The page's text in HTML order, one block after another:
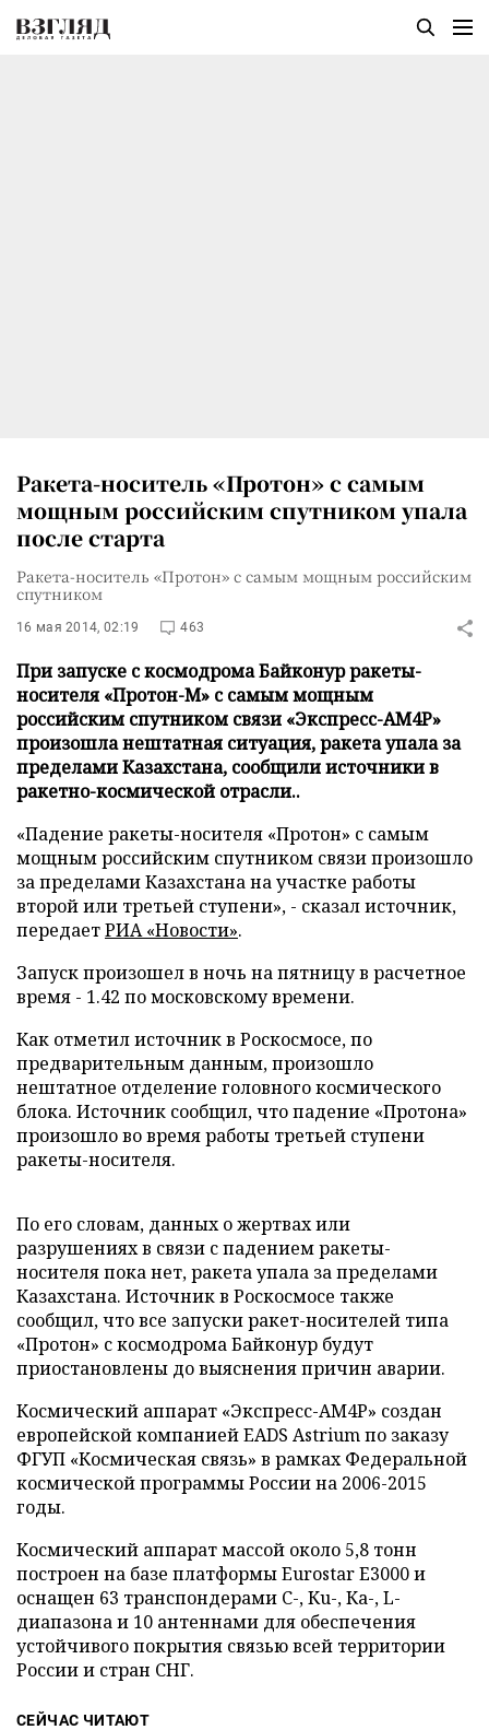
Ракета-носитель «Протон» с самым
мощным российским спутником упала
после старта
Ракета-носитель «Протон» с самым мощным российским
спутником
16 мая 2014, 02:19 463
При запуске с космодрома Байконур ракеты-
носителя «Протон-М» с самым мощным
российским спутником связи «Экспресс-АМ4Р»
произошла нештатная ситуация, ракета упала за
пределами Казахстана, сообщили источники в
ракетно-космической отрасли..
«Падение ракеты-носителя «Протон» с самым
мощным российским спутником связи произошло
за пределами Казахстана на участке работы
второй или третьей ступени», - сказал источник,
передаетРИА «Новости».
Запуск произошел в ночь на пятницу в расчетное
время - 1.42 по московскому времени.
Как отметил источник в Роскосмосе, по
предварительным данным, произошло
нештатное отделение головного космического
блока. Источник сообщил, что падение «Протона»
произошло во время работы третьей ступени
ракеты-носителя.
По его словам, данных о жертвах или
разрушениях в связи с падением ракеты-
носителя пока нет, ракета упала за пределами
Казахстана. Источник в Роскосмосе также
сообщил, что все запуски ракет-носителей типа
«Протон» с космодрома Байконур будут
приостановлены до выяснения причин аварии.
Космический аппарат «Экспресс-АМ4Р» создан
европейской компанией EADS Astrium по заказу
ФГУП «Космическая связь» в рамках Федеральной
космической программы России на 2006-2015
годы.
Космический аппарат массой около 5,8 тонн
построен на базе платформы Eurostar Е3000 и
оснащен 63 транспондерами С-, Кu-, Ка-, L-
диапазона и 10 антеннами для обеспечения
устойчивого покрытия связью всей территории
России и стран СНГ.
СЕЙЧАС ЧИТАЮТ